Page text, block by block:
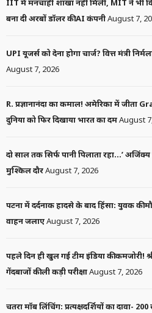
IIT में मनचाही शाखा नहीं मिली, MIT ने भी
बना दी अरबों डॉलर की AI कंपनीAugust 7,
UPI यूजर्स को देना होगा चार्ज? वित्त मंत्री
August 7, 2026
R. प्रज्ञानानंदा का कमाल! अमेरिका में जीता
दुनिया को फिर दिखाया भारत का दमAugust
दो साल तक सिर्फ पानी पिलाता रहा…’
मुश्किल दौरAugust 7, 2026
पटना में दर्दनाक हादसे के बाद हिंसा: युवक
वाहन जलाएAugust 7, 2026
पहले दिन ही खुल गई टीम इंडिया की कमजोरी!
गेंदबाजों की ली कड़ी परीक्षाAugust 7, 2026
चतरा मॉब लिंचिंग: प्रत्यक्षदर्शियों का दावा-